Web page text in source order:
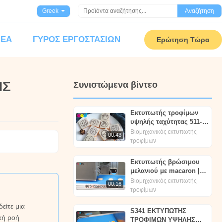
Greek Αναζήτηση
ΓΎΡΟΣ ΕΡΓΟΣΤΑΣΊΩΝ Ερώτηση Τώρα
μια
ροή
Συνιστώμενα βίντεο
00:43
Εκτυπωτής τροφίμων
υψηλής ταχύτητας 511-B
foodprinttech
Βιομηχανικός εκτυπωτής
τροφίμων
00:16
Εκτυπωτής βρώσιμου
μελανιού με macaron |
Foodprinttech | Foodart®
Βιομηχανικός εκτυπωτής
τροφίμων
S341 ΕΚΤΥΠΩΤΗΣ
ΤΡΟΦΙΜΩΝ ΥΨΗΛΗΣ